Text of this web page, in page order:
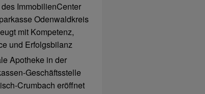
des ImmobilienCenter
Odenwaldkreis
mit Kompetenz,
und Erfolgsbilanz
Apotheke in der
Geschäftsstelle
Crumbach eröffnet